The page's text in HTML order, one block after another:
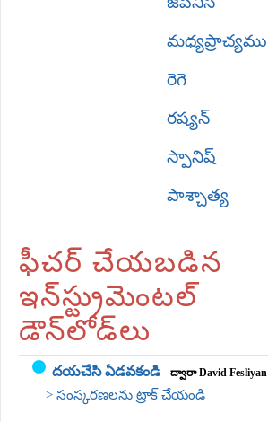
మధ్యప్రాచ్యము
రెగె
రష్యన్
స్పానిష్
పాశ్చాత్య
ఫీచర్ చేయబడిన
ఇన్‌స్ట్రుమెంటల్
డౌన్‌లోడ్‌లు
దయచేసి ఏడవకండి - ద్వారా David Fesliyan
> సంస్కరణలను ట్రాక్ చేయండి